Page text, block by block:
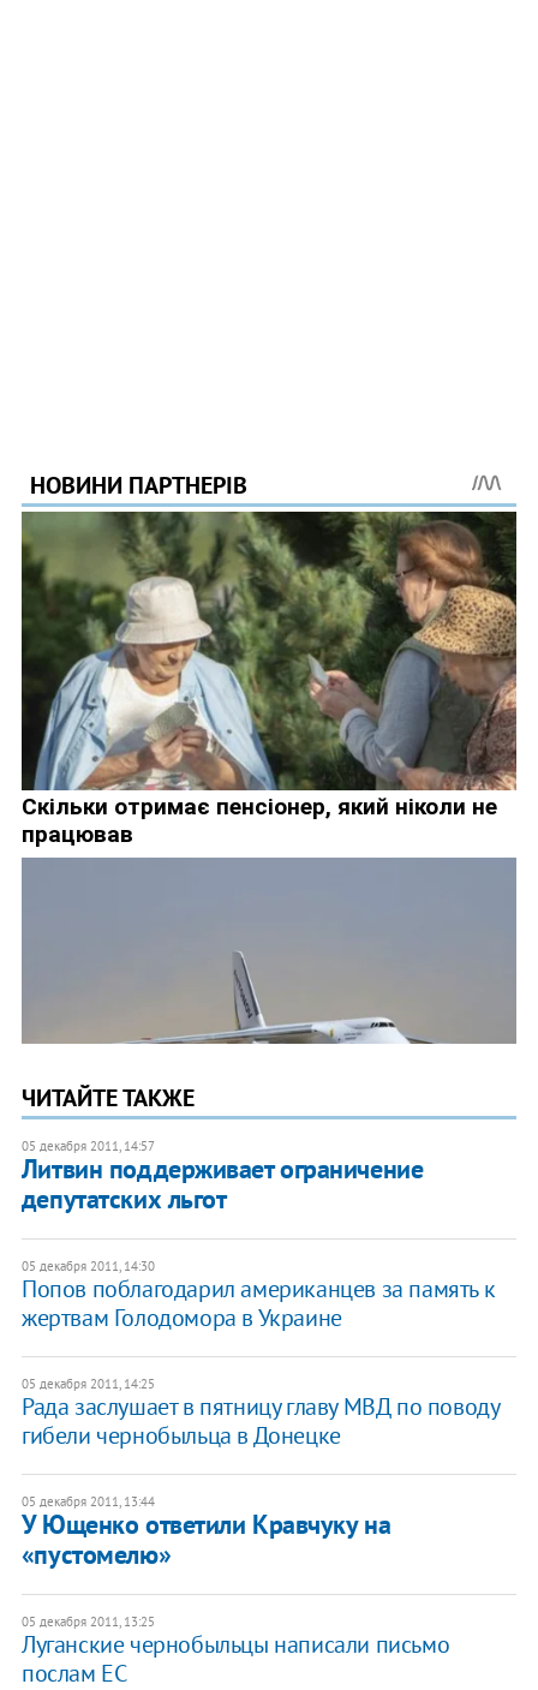
ЧИТАЙТЕ ТАКЖЕ
05 декабря 2011, 14:57
Литвин поддерживает ограничение
депутатских льгот
05 декабря 2011, 14:30
Попов поблагодарил американцев за память к
жертвам Голодомора в Украине
05 декабря 2011, 14:25
Рада заслушает в пятницу главу МВД по поводу
гибели чернобыльца в Донецке
05 декабря 2011, 13:44
​У Ющенко ответили Кравчуку на
«пустомелю»
05 декабря 2011, 13:25
Луганские чернобыльцы написали письмо
послам ЕС